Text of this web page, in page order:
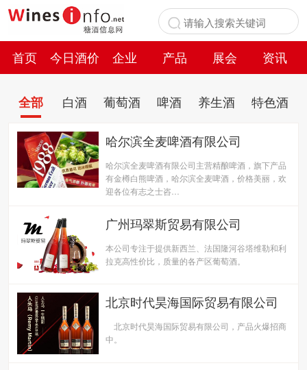
首页 今日酒价 企业 产品 展会
资讯
全部 白酒 葡萄酒 啤酒 养生酒 特色酒
哈尔滨全麦啤酒有限公司
哈尔滨全麦啤酒有限公司主营精酿啤酒，旗下产品
有金樽白熊啤酒，哈尔滨全麦啤酒，价格美丽，欢
迎各位有志之士咨…
广州玛翠斯贸易有限公司
本公司专注于提供新西兰、法国隆河谷塔维勒和利
拉克高性价比，质量的各产区葡萄酒。
北京时代昊海国际贸易有限公司
北京时代昊海国际贸易有限公司，产品火爆招商
中。